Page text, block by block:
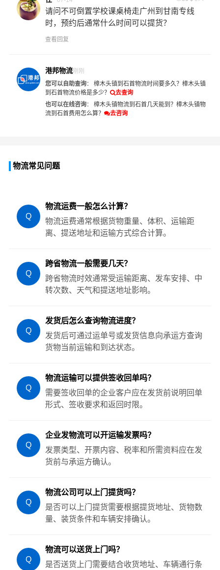
请问不可倒置学校课桌椅走广州到甘南专线
时，预约后通常什么时间可以提货？
查看回复
港邦物流刚刚
您可以自助查询： 樟木头镇到石首物流时间要多久？ 樟木头镇
到石首物流价格是多少？
去查询
也可以在线咨询： 樟木头镇物流到石首几天能到？ 樟木头镇物
流到石首费用怎么算？
去咨询
物流常见问题
Q
物流运费一般怎么计算？
物流运费通常根据货物重量、体积、运输距
离、提送地址和运输方式综合计算。
Q
跨省物流一般需要几天？
跨省物流时效通常受运输距离、发车安排、中
转次数、天气和提送地址影响。
Q
发货后怎么查询物流进度？
发货后可通过运单号或发货信息向承运方查询
货物当前运输和到达状态。
Q
物流运输可以提供签收回单吗？
需要签收回单的企业客户应在发货前说明回单
形式、签收要求和返回时限。
Q
企业发物流可以开运输发票吗？
发票类型、开票内容、税率和所需资料应在发
货前与承运方确认。
Q
物流公司可以上门提货吗？
是否可以上门提货需要根据提货地址、货物数
量、装货条件和车辆安排确认。
Q
物流可以送货上门吗？
是否送货上门需要结合收货地址、车辆通行条